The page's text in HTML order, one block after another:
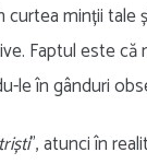
curtea minții
Faptul este
le în gânduri
”, atunci în